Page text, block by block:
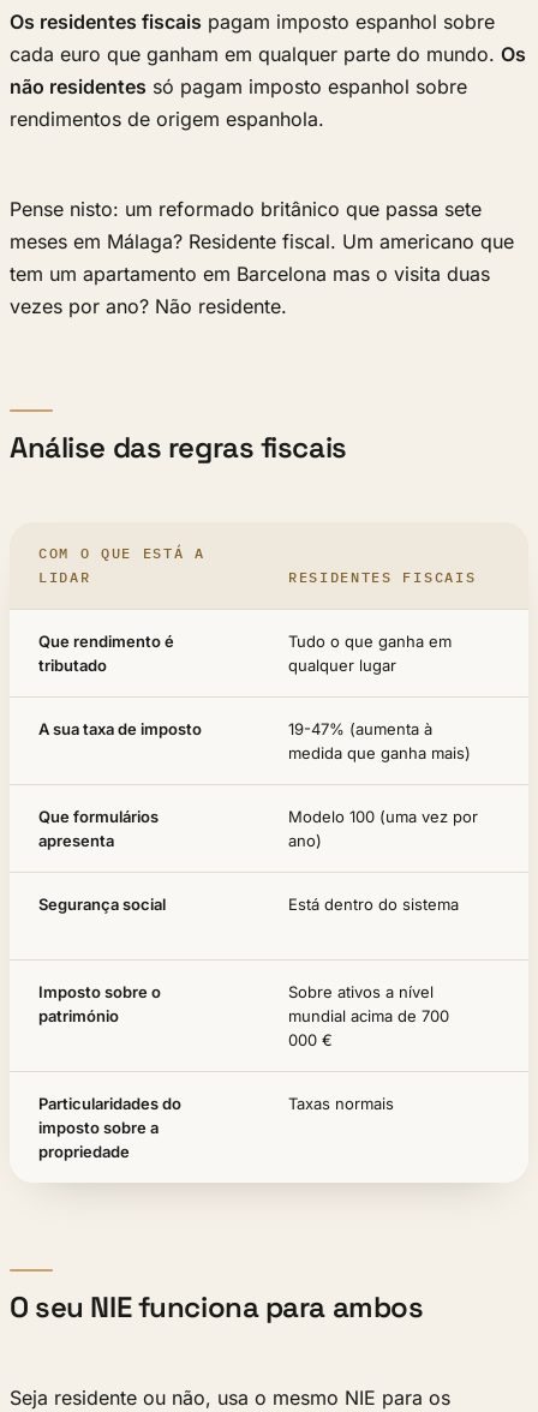
Os residentes fiscais pagam imposto espanhol sobre
cada euro que ganham em qualquer parte do mundo. Os
não residentes só pagam imposto espanhol sobre
rendimentos de origem espanhola.
Pense nisto: um reformado britânico que passa sete
meses em Málaga? Residente fiscal. Um americano que
tem um apartamento em Barcelona mas o visita duas
vezes por ano? Não residente.
Análise das regras fiscais
COM O QUE ESTÁ A
LIDAR
RESIDENTES FISCAIS
Que rendimento é
tributado
Tudo o que ganha em
qualquer lugar
A sua taxa de imposto
19-47% (aumenta à
medida que ganha mais)
Que formulários
apresenta
Modelo 100 (uma vez por
ano)
Segurança social Está dentro do sistema
Imposto sobre o
património
Sobre ativos a nível
mundial acima de 700
000 €
Particularidades do
imposto sobre a
propriedade
Taxas normais
O seu NIE funciona para ambos
Seja residente ou não, usa o mesmo NIE para os